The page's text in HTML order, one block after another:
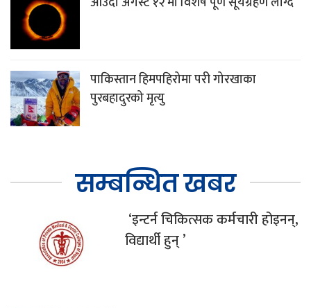
पाकिस्तान हिमपहिरोमा परी गोरखाका
पुरबहादुरको मृत्यु
सम्बन्धित खबर
‘इन्टर्न चिकित्सक कर्मचारी होइनन्,
विद्यार्थी हुन् ’